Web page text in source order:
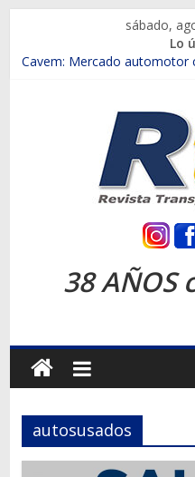
contenido
sábado,
Lo
Chile es el primer mercado
Salfa suma vehículos
Samex amplía su red con
SINOTRUK Pick-ups
la Expo Compras Públicas
Revista
Autos,
camiones,
motos,
38 AÑOS
autosusados